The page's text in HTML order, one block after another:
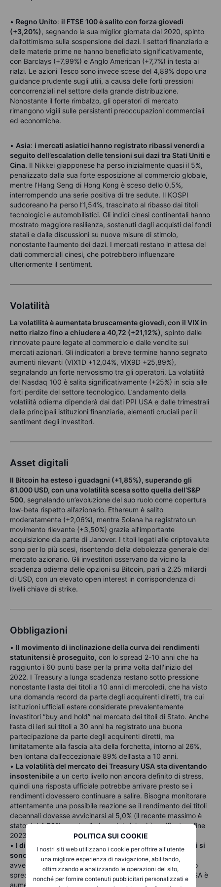
POLITICA SUI COOKIE
I nostri siti web utilizzano i cookie per offrire all'utente
una migliore esperienza di navigazione, abilitando,
ottimizzando e analizzando le operazioni del sito,
nonché per fornire contenuti pubblicitari personalizzati e
• Regno Unito: il FTSE 100 è salito con forza giovedì
(+3,20%), segnando la sua miglior giornata dal 2020, spinto
dall’ottimismo sulla sospensione dei dazi. I settori finanziario e
delle materie prime ne hanno beneficiato significativamente,
con Barclays (+7,99%) e Anglo American (+7,7%) in testa ai
rialzi. Le azioni Tesco sono invece scese del 4,89% dopo una
guidance prudente sugli utili, a causa delle forti pressioni
concorrenziali nel settore della grande distribuzione.
Nonostante il forte rimbalzo, gli operatori di mercato
rimangono vigili sulle persistenti preoccupazioni commerciali
ed economiche.
• Asia: i mercati asiatici hanno registrato ribassi venerdì a
seguito dell’escalation delle tensioni sui dazi tra Stati Uniti e
Cina. Il Nikkei giapponese ha perso inizialmente quasi il 5%,
penalizzato dalla sua forte esposizione al commercio globale,
mentre l’Hang Seng di Hong Kong è sceso dello 0,5%,
interrompendo una serie positiva di tre sedute. Il KOSPI
sudcoreano ha perso l’1,54%, trascinato al ribasso dai titoli
tecnologici e automobilistici. Gli indici cinesi continentali hanno
mostrato maggiore resilienza, sostenuti dagli acquisti dei fondi
statali e dalle discussioni su nuove misure di stimolo,
nonostante l’aumento dei dazi. I mercati restano in attesa dei
dati commerciali cinesi, che potrebbero influenzare
ulteriormente il sentiment.
Volatilità
La volatilità è aumentata bruscamente giovedì, con il VIX in
netto rialzo fino a chiudere a 40,72 (+21,12%), spinto dalle
rinnovate paure legate al commercio e dalle vendite sui
mercati azionari. Gli indicatori a breve termine hanno segnato
aumenti rilevanti (VIX1D +12,04%, VIX9D +25,89%),
segnalando un forte nervosismo tra gli operatori. La volatilità
del Nasdaq 100 è salita significativamente (+25%) in scia alle
forti perdite del settore tecnologico. L’andamento della
volatilità odierna dipenderà dai dati PPI USA e dalle trimestrali
delle principali istituzioni finanziarie, elementi cruciali per il
sentiment degli investitori.
Asset digitali
Il Bitcoin ha esteso i guadagni (+1,85%), superando gli
81.000 USD, con una volatilità scesa sotto quella dell’S&P
500, segnalando un’evoluzione del suo ruolo come copertura
low-beta rispetto all’azionario. Ethereum è salito
moderatamente (+2,06%), mentre Solana ha registrato un
movimento rilevante (+3,50%) grazie all’importante
acquisizione da parte di Janover. I titoli legati alle criptovalute
sono per lo più scesi, risentendo della debolezza generale del
mercato azionario. Gli investitori osservano da vicino la
scadenza odierna delle opzioni su Bitcoin, pari a 2,25 miliardi
di USD, con un elevato open interest in corrispondenza di
livelli chiave di strike.
Obbligazioni
• Il movimento di inclinazione della curva dei rendimenti
statunitensi è proseguito, con lo spread 2-10 anni che ha
raggiunto i 60 punti base per la prima volta dall'inizio del
2022. I Treasury a lunga scadenza restano sotto pressione
nonostante l'asta dei titoli a 10 anni di mercoledì, che ha visto
una domanda record da parte degli acquirenti diretti, tra cui
istituzioni ufficiali estere considerate prevalentemente
investitori “buy and hold” nel mercato dei titoli di Stato. Anche
l’asta di ieri sui titoli a 30 anni ha registrato una buona
partecipazione da parte degli acquirenti diretti, ma
limitatamente alla fascia alta della forchetta, intorno al 26%,
ben lontana dall’eccezionale 89% dell’asta a 10 anni.
• La volatilità del mercato dei Treasury USA sta diventando
insostenibile a un certo livello non ancora definito di stress,
quindi una risposta ufficiale potrebbe arrivare presto se i
rendimenti dovessero continuare a salire. Bisogna monitorare
attentamente una possibile reazione se il rendimento dei titoli
decennali dovesse avvicinarsi al 5,0% (il recente massimo è
stato del 4,50%, mentre il picco del ciclo si è verificato a fine
2023, appena sopra il 5,0%).
• I differenziali delle obbligazioni high yield statunitensi si
sono ampliati leggermente ieri
in un contesto di marcata
avversione al rischio. Secondo un indicatore Bloomberg, lo
spread dei titoli ad alto rendimento rispetto ai Treasury USA è
aumentato di 8 punti base, portandosi a 434 punti base,